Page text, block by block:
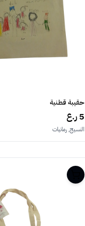
حقيبة قطنية
5 ر.ع
النسيج, رمانيات